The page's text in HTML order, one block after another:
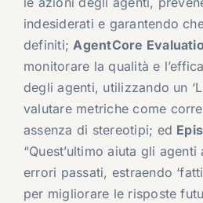
indesiderati e garantendo
definiti;AgentCore
monitorare la qualità e
degli agenti, utilizzando un
valutare metriche come
assenza di stereotipi; ed
“Quest’ultimo aiuta gli
errori passati, estraendo
per migliorare le risposte